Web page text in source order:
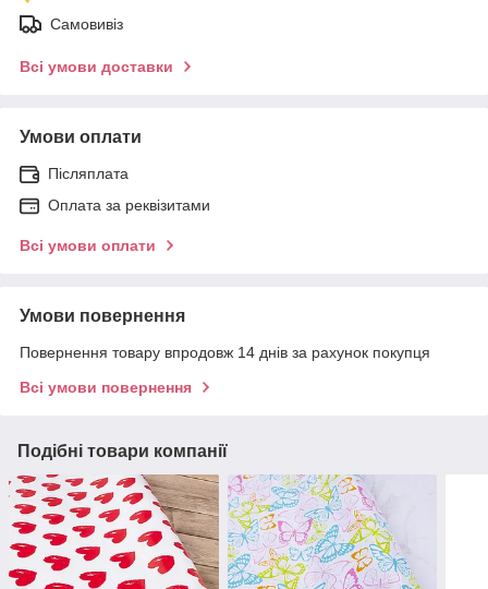
Самовивіз
Всі умови доставки
Умови оплати
Післяплата
Оплата за реквізитами
Всі умови оплати
Умови повернення
Повернення товару впродовж 14 днів за рахунок покупця
Всі умови повернення
Подібні товари компанії